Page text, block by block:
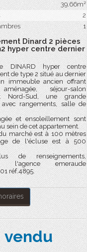
39.66m²
2
1
Dinard 2 pièces
hyper centre dernier
DINARD hyper centre
de type 2 situé au dernier
immeuble ancien offrant
séjour-salon
Nord-Sud, une grande
rangements, salle de
et ensoleillement sont
sein de cet appartement.
marché est à 100 mètres
de l'écluse est à 500
de renseignements,
l'agence emeraude
réf.4895.
vendu